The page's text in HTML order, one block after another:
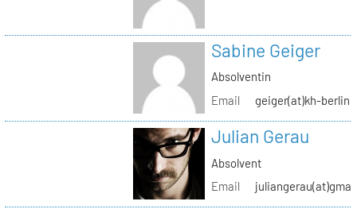
Sabine Geiger
Absolventin
Email
geiger(at)kh-
Julian Gerau
Absolvent
Email